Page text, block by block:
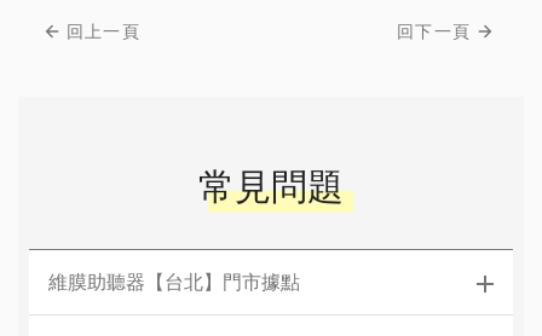
回上一頁 回下一頁
常見問題
維膜助聽器【台北】門市據點